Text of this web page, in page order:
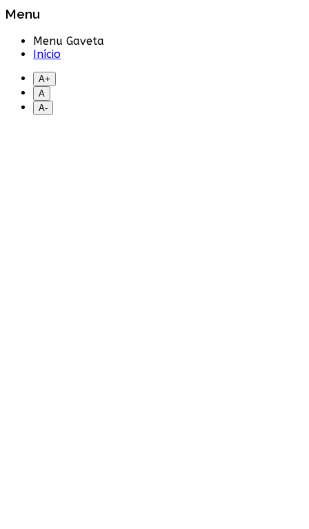
Menu
Menu Gaveta
Início
A+
A
A-